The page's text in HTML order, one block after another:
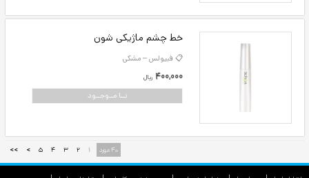
300,000 تا 400,000 ريال
مشاهده جزئیات
هایلایتر مدادی شون